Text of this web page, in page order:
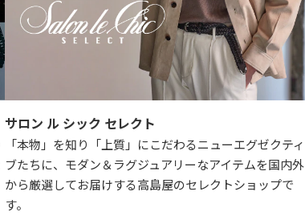
サロン ル シック セレクト
「本物」を知り「上質」にこだわるニューエグゼクティ
ブたちに、モダン＆ラグジュアリーなアイテムを国内外
から厳選してお届けする高島屋のセレクトショップで
す。